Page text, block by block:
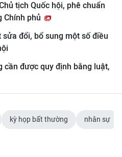
tịch Quốc hội, phê chuẩn
Chính phủ
đổi, bổ sung một số điều
cần được quy định bằng luật,
kỳ họp bất thường nhân sự